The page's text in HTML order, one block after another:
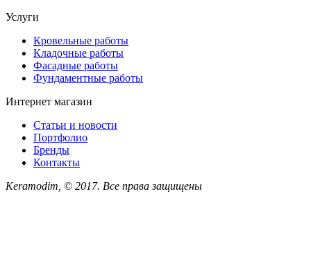
Услуги
Кровельные работы
Кладочные работы
Фасадные работы
Фундаментные работы
Интернет магазин
Статьи и новости
Портфолио
Бренды
Контакты
Keramodim, © 2017. Все права защищены